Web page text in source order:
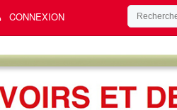
CONNEXION